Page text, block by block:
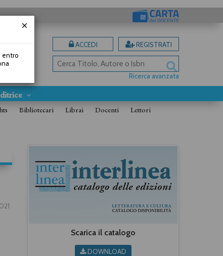
ACCEDI REGISTRATI
Ricerca avanzata
Bibliotecari Librai Docenti Lettori
Scarica il catalogo
DOWNLOAD
entro